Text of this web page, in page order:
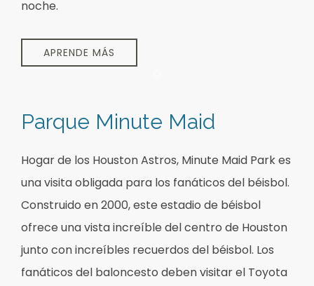
noche.
APRENDE MÁS
Parque Minute Maid
Hogar de los Houston Astros, Minute Maid Park es
una visita obligada para los fanáticos del béisbol.
Construido en 2000, este estadio de béisbol
ofrece una vista increíble del centro de Houston
junto con increíbles recuerdos del béisbol. Los
fanáticos del baloncesto deben visitar el Toyota